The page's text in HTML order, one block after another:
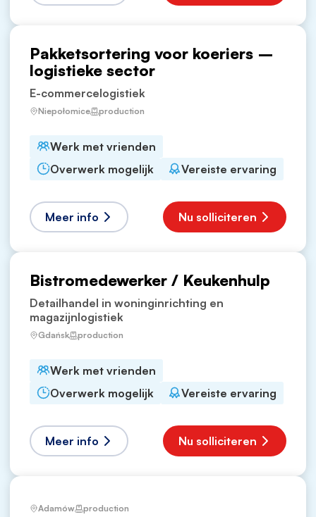
Pakketsortering voor koeriers –
logistieke sector
E-commercelogistiek
Niepołomice production
Werk met vrienden
Overwerk mogelijk
Vereiste ervaring
Meer info Nu solliciteren
Bistromedewerker / Keukenhulp
Detailhandel in woninginrichting en
magazijnlogistiek
Gdańsk production
Werk met vrienden
Overwerk mogelijk
Vereiste ervaring
Meer info Nu solliciteren
Adamów production